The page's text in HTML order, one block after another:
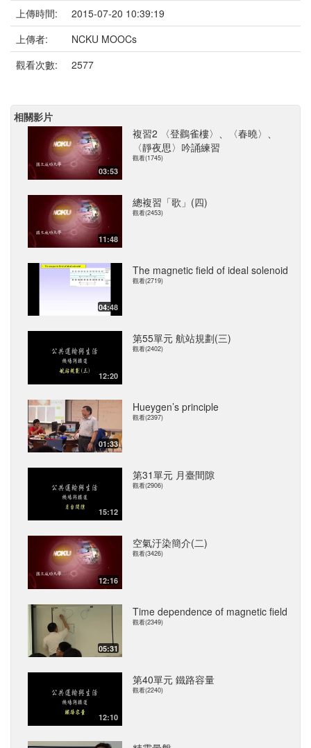
上傳時間:
2015-07-20 10:39:19
上傳者:
NCKU MOOCs
觀看次數:
2577
相關影片
03:53
複習2 〈登鸛雀樓〉、〈春曉〉、
〈靜夜思〉吟誦練習
觀看(1745)
11:48
總複習「歌」(四)
觀看(2453)
04:48
The magnetic field of ideal solenoid
觀看(2719)
12:20
第55單元 航站規劃(三)
觀看(2402)
01:33
Hueygen’s principle
觀看(2397)
15:12
第31單元 月臺間隙
觀看(2906)
12:16
空氣汙染簡介(二)
觀看(3426)
05:31
Time dependence of magnetic field
觀看(2349)
12:10
第40單元 鐵路容量
觀看(2240)